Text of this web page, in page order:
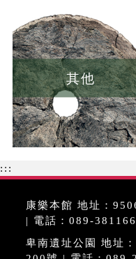
其他
:::
康樂本館 地址：
| 電話：089-381166
卑南遺址公園 地址